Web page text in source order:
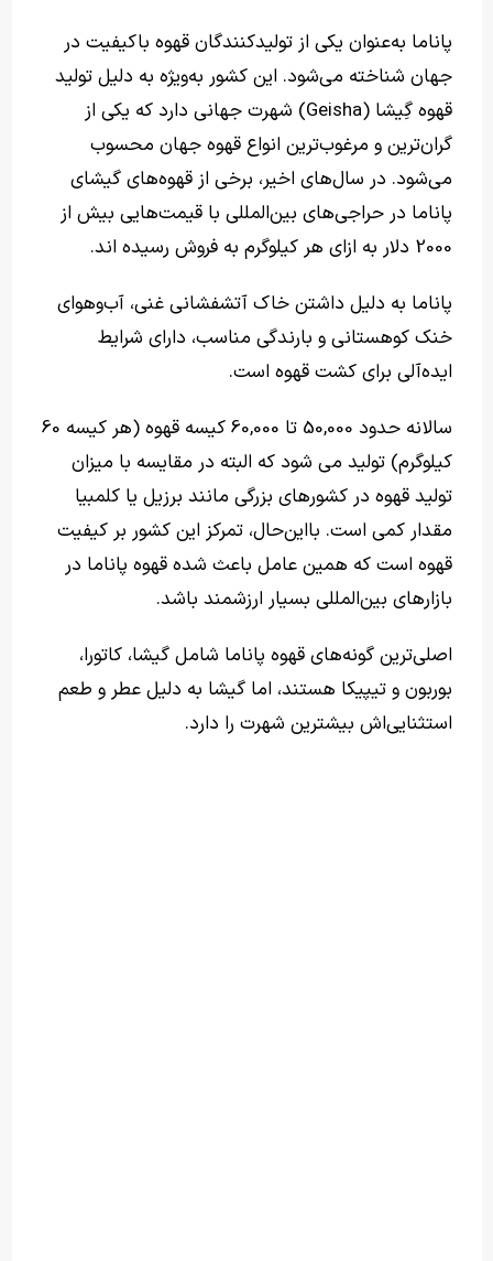
پاناما به‌عنوان یکی از تولیدکنندگان قهوه باکیفیت در
جهان شناخته می‌شود. این کشور به‌ویژه به دلیل تولید
قهوه گِیشا (Geisha) شهرت جهانی دارد که یکی از
گران‌ترین و مرغوب‌ترین انواع قهوه جهان محسوب
می‌شود. در سال‌های اخیر، برخی از قهوه‌های گیشای
پاناما در حراجی‌های بین‌المللی با قیمت‌هایی بیش از
2000 دلار به ازای هر کیلوگرم به فروش رسیده اند.
پاناما به دلیل داشتن خاک آتشفشانی غنی، آب‌وهوای
خنک کوهستانی و بارندگی مناسب، دارای شرایط
ایده‌آلی برای کشت قهوه است.
سالانه حدود 50,000 تا 60,000 کیسه قهوه (هر کیسه 60
کیلوگرم) تولید می شود که البته در مقایسه با میزان
تولید قهوه در کشورهای بزرگی مانند برزیل یا کلمبیا
مقدار کمی است. بااین‌حال، تمرکز این کشور بر کیفیت
قهوه است که همین عامل باعث شده قهوه پاناما در
بازارهای بین‌المللی بسیار ارزشمند باشد.
اصلی‌ترین گونه‌های قهوه پاناما شامل گیشا، کاتورا،
بوربون و تیپیکا هستند، اما گیشا به دلیل عطر و طعم
استثنایی‌اش بیشترین شهرت را دارد.